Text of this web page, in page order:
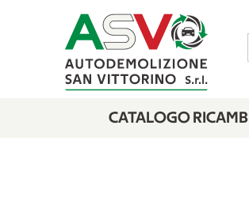
CATALOGO RICAMBI